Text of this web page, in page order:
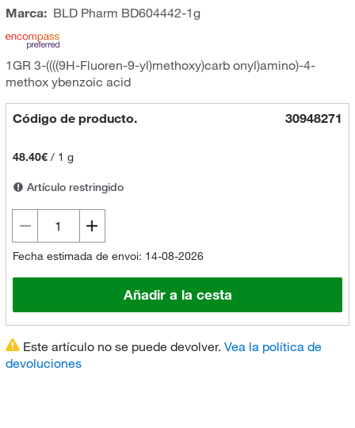
Marca: BLD Pharm BD604442-1g
1GR 3-((((9H-Fluoren-9-yl)methoxy)carb onyl)amino)-4-
methox ybenzoic acid
Código de producto. 30948271
48.40€/ 1 g
Artículo restringido
Fecha estimada de envoi: 14-08-2026
Añadir a la cesta
Este artículo no se puede devolver. Vea la política de
devoluciones